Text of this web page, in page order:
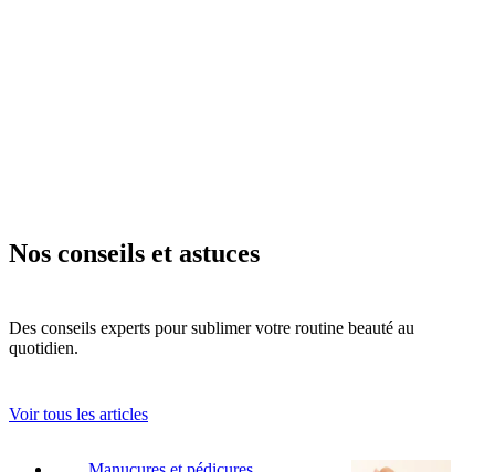
Nos conseils et astuces
Des conseils experts pour sublimer votre routine beauté au
quotidien.
Voir tous les articles